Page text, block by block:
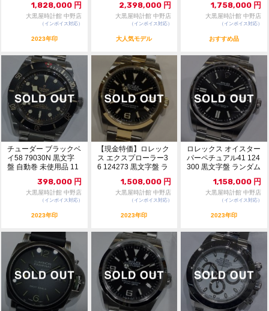
1,828,000 円
大黒屋時計館 中野店
（インボイス対応）
2023年印
2,398,000 円
大黒屋時計館 中野店
（インボイス対応）
大人気モデル
1,758,000 円
大黒屋時計館 中野店
（インボイス対応）
おすすめ品
チューダー ブラックベ
イ58 79030N 黒文字
盤 自動巻 未使用品 11
398,000 円
大黒屋時計館 中野店
（インボイス対応）
2023年印
【現金特価】ロレック
ス エクスプローラー3
6 124273 黒文字盤 ラ
1,508,000 円
大黒屋時計館 中野店
（インボイス対応）
2023年印
ロレックス オイスター
パーペチュアル41 124
300 黒文字盤 ランダム
1,158,000 円
大黒屋時計館 中野店
（インボイス対応）
2023年印